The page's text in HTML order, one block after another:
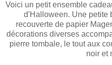
Voici un petit ensemble
d'Halloween. Une petite
recouverte de papier
décorations diverses
pierre tombale, le tout aux
noir et